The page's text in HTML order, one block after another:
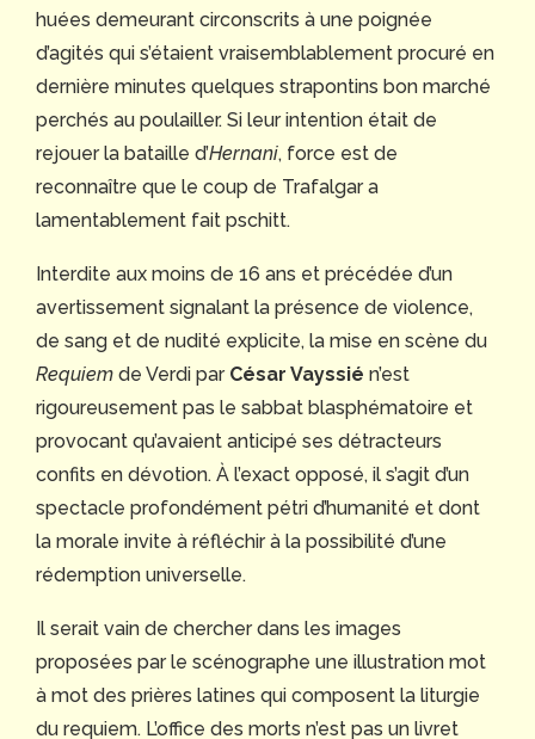
huées demeurant circonscrits à une poignée
d’agités qui s’étaient vraisemblablement procuré en
dernière minutes quelques strapontins bon marché
perchés au poulailler. Si leur intention était de
rejouer la bataille d’Hernani, force est de
reconnaître que le coup de Trafalgar a
lamentablement fait pschitt.
Interdite aux moins de 16 ans et précédée d’un
avertissement signalant la présence de violence,
de sang et de nudité explicite, la mise en scène du
Requiem de Verdi par César Vayssié n’est
rigoureusement pas le sabbat blasphématoire et
provocant qu’avaient anticipé ses détracteurs
confits en dévotion. À l’exact opposé, il s’agit d’un
spectacle profondément pétri d’humanité et dont
la morale invite à réfléchir à la possibilité d’une
rédemption universelle.
Il serait vain de chercher dans les images
proposées par le scénographe une illustration mot
à mot des prières latines qui composent la liturgie
du requiem. L’office des morts n’est pas un livret